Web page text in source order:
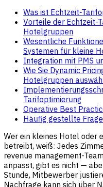
Was ist Echtzeit-
Vorteile der Echtzeit-
Hotelgruppen
Wesentliche
Systemen für kleine
Integration mit PMS
Wie Sie Dynamic
Hotelgruppen
Tarifoptimierung
Operative Best
Häufig gestellte
Wer ein kleines Hotel oder
betreibt, weiß: Jedes
revenue management-
anpasst, gibt es nicht —
Stunde, Mitbewerber
Nachfrage kann sich über